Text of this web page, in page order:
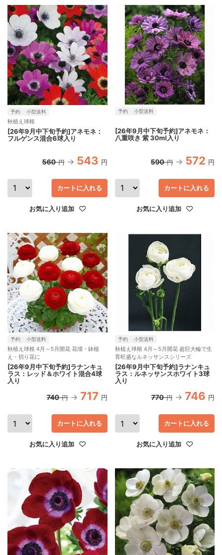
予約 小型送料
秋植え球根
[26年9月中下旬予約]アネモネ：
フルゲンス混合6球入り
560 円 543 円
お気に入り追加
カートに入れる
予約 小型送料
[26年9月中下旬予約]アネモネ：
八重咲き 紫 30ml入り
590 円 572 円
お気に入り追加
カートに入れる
予約 小型送料
秋植え球根 4月～5月開花 花壇・鉢植
え・切り花に
[26年9月中下旬予約]ラナンキュ
ラス：レッド＆ホワイト混合4球
入り
740 円 717 円
お気に入り追加
カートに入れる
予約 小型送料
秋植え球根 4月～5月開花 超巨大輪で生
育旺盛なルネッサンスシリーズ
[26年9月中下旬予約]ラナンキュ
ラス：ルネッサンスホワイト3球
入り
770 円 746 円
お気に入り追加
カートに入れる